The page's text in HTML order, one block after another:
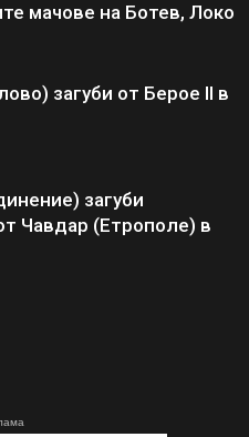
мачове на Ботев, Локо
загуби от Берое II в
загуби
Чавдар (Етрополе) в